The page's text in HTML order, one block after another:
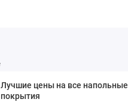
Лучшие цены на все напольные
покрытия